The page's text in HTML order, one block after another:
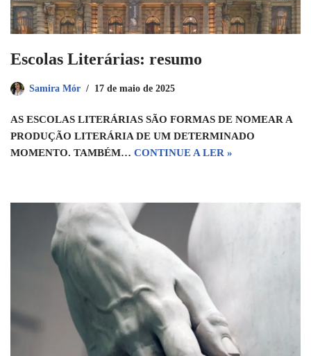
Escolas Literárias: resumo
Samira Mór 17 de maio de 2025
AS ESCOLAS LITERÁRIAS SÃO FORMAS DE NOMEAR A
PRODUÇÃO LITERÁRIA DE UM DETERMINADO
MOMENTO. TAMBÉM… CONTINUE A LER »